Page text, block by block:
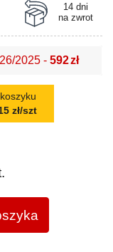
14 dni
na zwrot
2025 -592zł
zł/szt